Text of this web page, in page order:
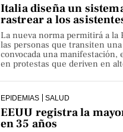
Italia diseña un
rastrear a los
La nueva norma permitirá a
las personas que transiten
convocada una
en protestas que deriven en
EPIDEMIAS SALUD
EEUU registra la
en 35 años